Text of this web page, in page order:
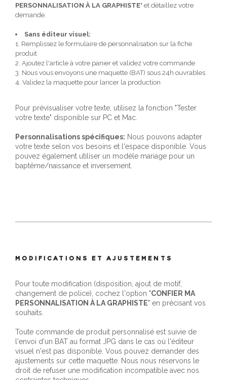
PERSONNALISATION À LA GRAPHISTE" et détaillez votre
demande.
Sans éditeur visuel:
1. Remplissez le formulaire de personnalisation sur la fiche
produit
2. Ajoutez l'article à votre panier et validez votre commande
3. Nous vous envoyons une maquette (BAT) sous 24h ouvrables
4. Validez la maquette pour lancer la production
Pour prévisualiser votre texte, utilisez la fonction "Tester
votre texte" disponible sur PC et Mac.
Personnalisations spécifiques: Nous pouvons adapter
votre texte selon vos besoins et l'espace disponible. Vous
pouvez également utiliser un modèle mariage pour un
baptême/naissance et inversement.
MODIFICATIONS ET AJUSTEMENTS
Pour toute modification (disposition, ajout de motif,
changement de police), cochez l'option "CONFIER MA
PERSONNALISATION À LA GRAPHISTE" en précisant vos
souhaits.
Toute commande de produit personnalisé est suivie de
l'envoi d'un BAT au format JPG dans le cas où l'éditeur
visuel n'est pas disponible. Vous pouvez demander des
ajustements sur cette maquette. Nous nous réservons le
droit de refuser une modification incompatible avec nos